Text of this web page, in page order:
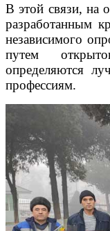
В этой связи, на
разработанным
независимого
путем
определяются
профессиям.